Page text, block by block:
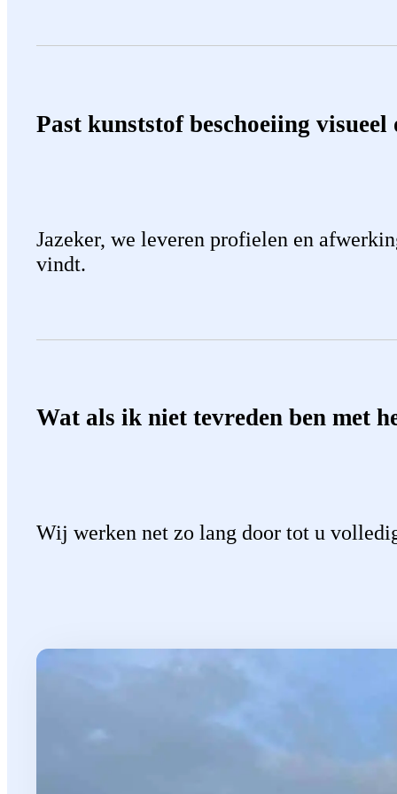
Past kunststof beschoeiing
Jazeker, we leveren profielen en
vindt.
Wat als ik niet tevreden ben met
Wij werken net zo lang door tot u